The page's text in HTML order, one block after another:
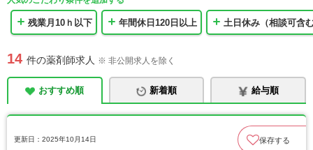
残業月10ｈ以下 年間休日120日以上 土日休み（相談可含
14 件の薬剤師求人 ※ 非公開求人を除く
おすすめ順 新着順 給与順
更新日：2025年10月14日 保存する